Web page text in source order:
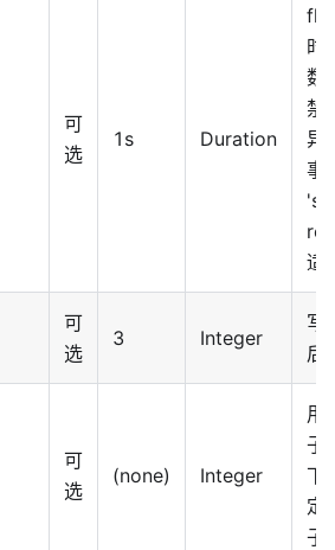
可
选
1s Duration
时
数
禁
异
事
适
可
选
3 Integer
写
后
可
选
(none) Integer
用
子
下
定
子